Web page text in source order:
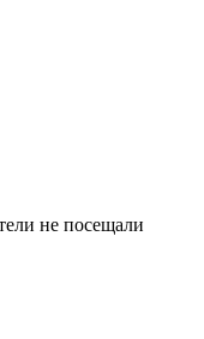
не посещали